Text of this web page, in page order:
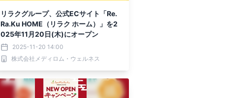
リラクグループ、公式ECサイト「Re.
Ra.Ku HOME（リラク ホーム）」を2
025年11月20日(木)にオープン
2025-11-20 14:00
株式会社メディロム・ウェルネス